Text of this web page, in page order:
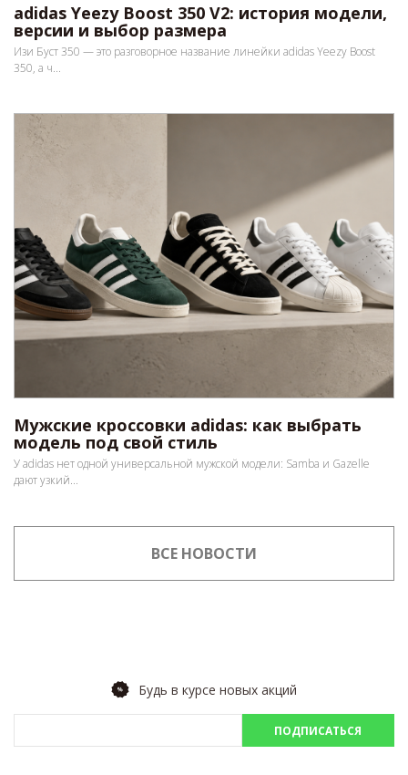
adidas Yeezy Boost 350 V2: история модели,
версии и выбор размера
Изи Буст 350 — это разговорное название линейки adidas Yeezy Boost
350, а ч...
Мужские кроссовки adidas: как выбрать
модель под свой стиль
У adidas нет одной универсальной мужской модели: Samba и Gazelle
дают узкий...
ВСЕ НОВОСТИ
Будь в курсе новых акций
ПОДПИСАТЬСЯ